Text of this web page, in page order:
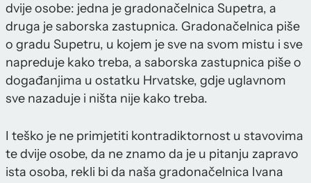
dvije osobe: jedna je gradonačelnica Supetra, a
druga je saborska zastupnica. Gradonačelnica piše
o gradu Supetru, u kojem je sve na svom mistu i sve
napreduje kako treba, a saborska zastupnica piše o
događanjima u ostatku Hrvatske, gdje uglavnom
sve nazaduje i ništa nije kako treba.
I teško je ne primjetiti kontradiktornost u stavovima
te dvije osobe, da ne znamo da je u pitanju zapravo
ista osoba, rekli bi da naša gradonačelnica Ivana